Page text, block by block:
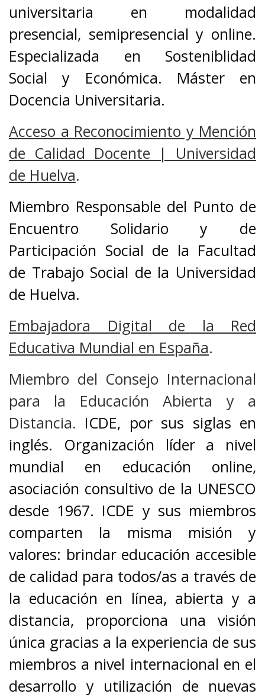
universitaria en modalidad
presencial, semipresencial y online.
Especializada en Sosteniblidad
Social y Económica. Máster en
Docencia Universitaria.
Acceso a Reconocimiento y Mención
de Calidad Docente | Universidad
de Huelva.
Miembro Responsable del Punto de
Encuentro Solidario y de
Participación Social de la Facultad
de Trabajo Social de la Universidad
de Huelva.
Embajadora Digital de la Red
Educativa Mundial en España.
Miembro del Consejo Internacional
para la Educación Abierta y a
Distancia. ICDE, por sus siglas en
inglés. Organización líder a nivel
mundial en educación online,
asociación consultivo de la UNESCO
desde 1967. ICDE y sus miembros
comparten la misma misión y
valores: brindar educación accesible
de calidad para todos/as a través de
la educación en línea, abierta y a
distancia, proporciona una visión
única gracias a la experiencia de sus
miembros a nivel internacional en el
desarrollo y utilización de nuevas